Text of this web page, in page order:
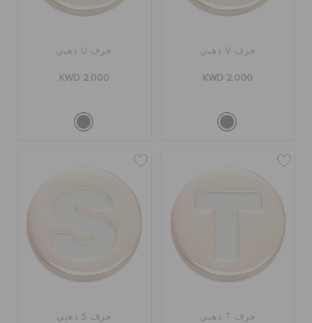
حرف V ذهبي
KWD 2.000
حرف U ذهبي
KWD 2.000
حرف T ذهبي حرف S ذهبي